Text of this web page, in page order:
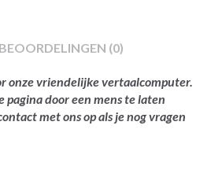
BEOORDELINGEN (0)
onze vriendelijke vertaalcomputer.
pagina door een mens te laten
met ons op als je nog vragen